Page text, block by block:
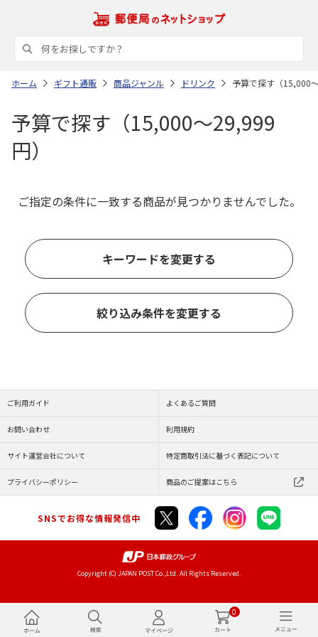
0
ホーム ギフト通販 商品ジャンル ドリンク 予算で探す（15,000
予算で探す（15,000～29,999
円）
ご指定の条件に一致する商品が見つかりませんでした。
キーワードを変更する
絞り込み条件を変更する
ご利用ガイド よくあるご質問
お問い合わせ 利用規約
サイト運営会社について 特定商取引法に基づく表記について
プライバシーポリシー 商品のご提案はこちら
SNSでお得な情報発信中
Copyright (C) JAPAN POST Co.,Ltd. All Rights Reserved.